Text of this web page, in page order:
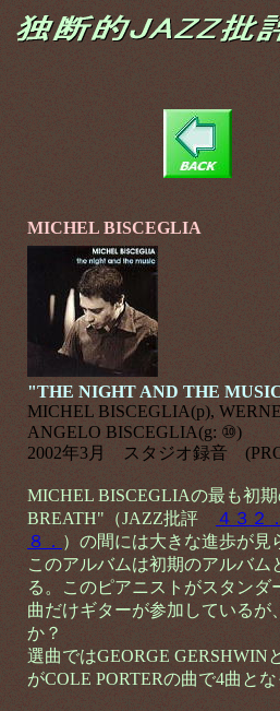
MICHEL BISCEGLIA
"THE NIGHT AND THE
MICHEL BISCEGLIA(p),
ANGELO BISCEGLIA(g: ⑩)
2002年3月 スタジオ録音
MICHEL BISCEGLIAの最も初
BREATH"（JAZZ批評
４３２．
８． ）の間には大きな進歩が見
このアルバムは初期のアルバ
る。このピアニストがスタン
曲だけギターが参加している
か？
選曲ではGEORGE GERSHWIN
がCOLE PORTERの曲で4曲とな